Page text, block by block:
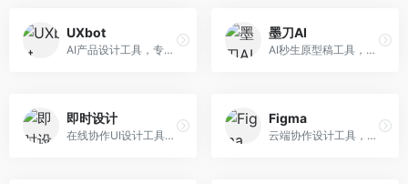
UXbot
AI产品设计工具，专注于用户体验优化。面向UX设计师，提供用户研究、设计建议、可用性测试等服务，UX设计支持完善。
墨刀AI
AI秒生原型稿工具，专注于快速原型设计。面向产品经理和设计师，提供原型生成、交互设计、团队协作等服务，原型制作效率高。
即时设计
在线协作UI设计工具，整合AI设计功能。面向设计师和产品团队，提供界面设计、原型制作、设计资源库等服务，国产协作设计平台。
Figma
云端协作设计工具，整合AI设计辅助功能。面向UI/UX设计师和产品团队，提供界面设计、原型制作、团队协作等服务，协作功能强大，是UI设计领域的标杆产品。